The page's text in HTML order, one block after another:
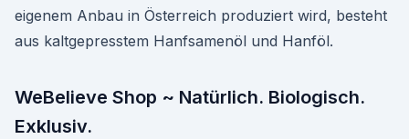
eigenem Anbau in Österreich produziert wird, besteht
aus kaltgepresstem Hanfsamenöl und Hanföl.
WeBelieve Shop ~ Natürlich. Biologisch.
Exklusiv.